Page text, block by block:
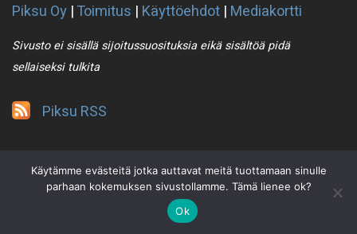
Piksu Oy |Toimitus | Käyttöehdot | Mediakortti
Sivusto ei sisällä sijoitussuosituksia eikä sisältöä pidä
sellaiseksi tulkita
Piksu RSS
2021 © Piksu Oy
Käytämme evästeitä jotka auttavat meitä tuottamaan sinulle
parhaan kokemuksen sivustollamme. Tämä lienee ok?
Ok